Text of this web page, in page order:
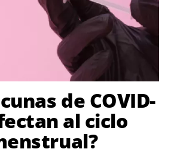
de COVID-
al ciclo